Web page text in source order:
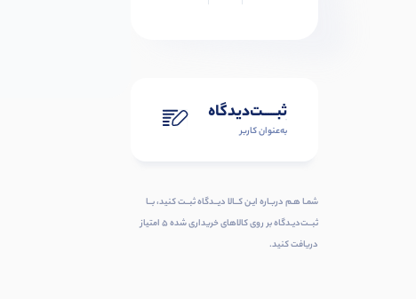
ثبـــــت‌دیدگاه
به‌عنوان کاربر
شمـا هـم دربـاره ایـن کــالا دیــدگاه ثبــت کنید، بــا
ثبــت‌دیـدگاه بر روی کالاهای خریداری شده ۵ امتیاز
دریافت کنید.